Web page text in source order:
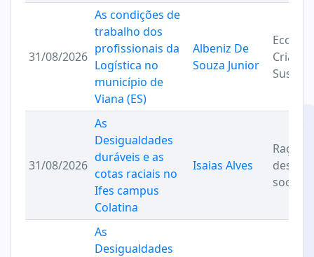
31/08/2026
As condições de
trabalho dos
profissionais da
Logística no
município de
Viana (ES)
Albeniz De
Souza Junior
31/08/2026
As
Desigualdades
duráveis e as
cotas raciais no
Ifes campus
Colatina
Isaias Alves
Raça e
sociais
As
Desigualdades